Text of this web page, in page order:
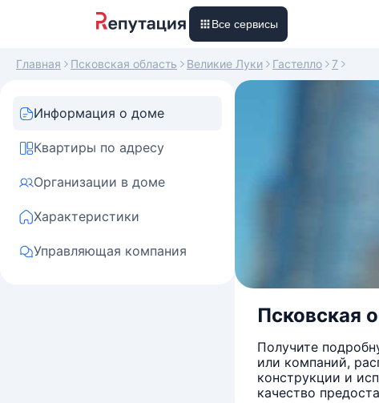
Все сервисы
Главная Псковская область Великие Луки Гастелло 7
Информация о доме
Квартиры по адресу
Организации в доме
Характеристики
Управляющая компания
Псковская
Получите
или компаний,
конструкции и
качество